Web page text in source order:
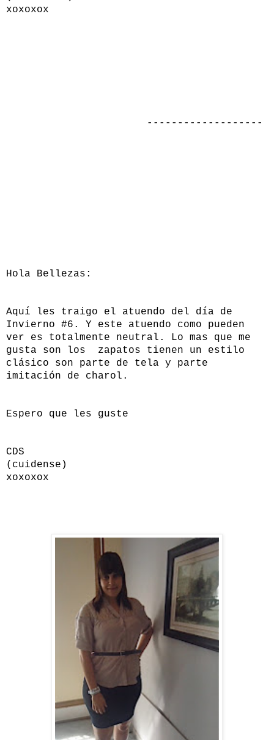
xoxoxox
-------------------
Hola Bellezas:
Aquí les traigo el atuendo del día de
Invierno #6. Y este atuendo como pueden
ver es totalmente neutral. Lo mas que me
gusta son los zapatos tienen un estilo
clásico son parte de tela y parte
imitación de charol.
Espero que les guste
CDS
(cuidense)
xoxoxox